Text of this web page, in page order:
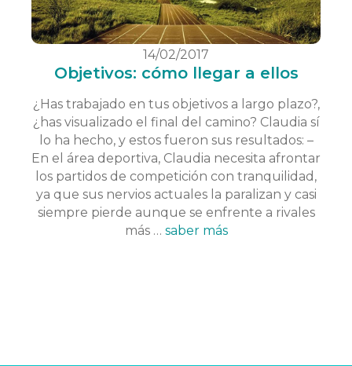
14/02/2017
Objetivos: cómo llegar a ellos
¿Has trabajado en tus objetivos a largo plazo?,
¿has visualizado el final del camino? Claudia sí
lo ha hecho, y estos fueron sus resultados: –
En el área deportiva, Claudia necesita afrontar
los partidos de competición con tranquilidad,
ya que sus nervios actuales la paralizan y casi
siempre pierde aunque se enfrente a rivales
más … saber más